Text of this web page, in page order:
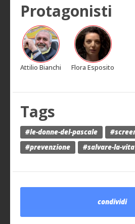
Protagonisti
Attilio Bianchi Flora Esposito
Tags
#le-donne-del-pascale
#prevenzione
#salvare-la-vita
condividi